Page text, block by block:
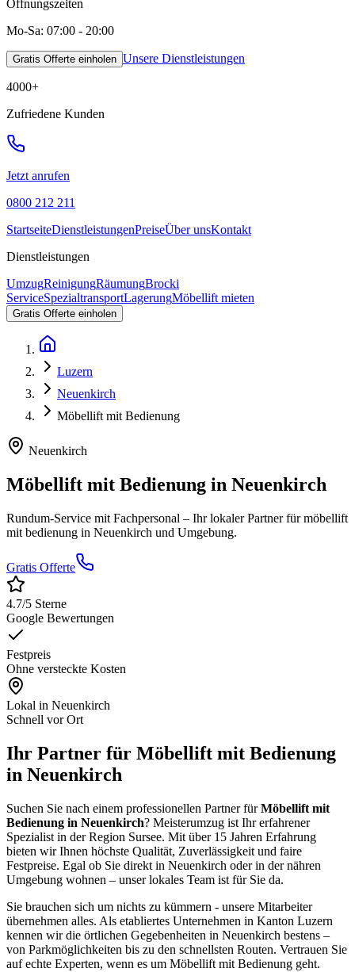
Öffnungszeiten
Mo-Sa: 07:00 - 20:00
Gratis Offerte einholen Unsere Dienstleistungen
4000+
Zufriedene Kunden
Jetzt anrufen
0800 212 211
StartseiteDienstleistungenPreiseÜber unsKontakt
Dienstleistungen
UmzugReinigungRäumungBrocki
ServiceSpezialtransportLagerungMöbellift mieten
Gratis Offerte einholen
Luzern
Neuenkirch
Möbellift mit Bedienung
Neuenkirch
Möbellift mit Bedienung in Neuenkirch
Rundum-Service mit Fachpersonal – Ihr lokaler Partner fürmöbellift
mit bedienung in Neuenkirch und Umgebung.
Gratis Offerte
4.7/5 Sterne
Google Bewertungen
Festpreis
Ohne versteckte Kosten
Lokal in Neuenkirch
Schnell vor Ort
Ihr Partner für Möbellift mit Bedienung
in Neuenkirch
Suchen Sie nach einem professionellen Partner fürMöbellift mit
Bedienung in Neuenkirch? Meisterumzug ist Ihr erfahrener
Spezialist in der Region Sursee. Mit über 15 Jahren Erfahrung
bieten wir Ihnen höchste Qualität, Zuverlässigkeit und faire
Festpreise. Egal ob Sie direkt in Neuenkirch oder in der nähren
Umgebung wohnen – unser lokales Team ist für Sie da.
Sie brauchen sich um nichts zu kümmern - unsere Mitarbeiter
übernehmen alles. Als etabliertes Unternehmen in Kanton Luzern
kennen wir die örtlichen Gegebenheiten in Neuenkirch bestens –
von Parkmöglichkeiten bis zu den schnellsten Routen. Vertrauen Sie
auf echte Experten, wenn es um Möbellift mit Bedienung geht.